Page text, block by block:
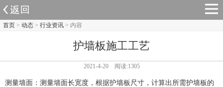
首页 > 动态 > 行业资讯 > 内容
护墙板施工工艺
2021-4-20 阅读:1305
测量墙面：测量墙面长宽度，根据护墙板尺寸，计算出所需护墙板的